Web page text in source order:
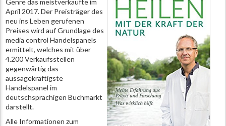
Genre das meistverkaufte im
April 2017. Der Preisträger des
neu ins Leben gerufenen
Preises wird auf Grundlage des
media control Handelspanels
ermittelt, welches mit über
4.200 Verkaufsstellen
gegenwärtig das
aussagekräftigste
Handelspanel im
deutschsprachigen Buchmarkt
darstellt.
Alle Informationen zum